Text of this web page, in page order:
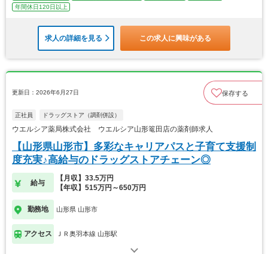
年間休日120日以上
求人の詳細を見る この求人に興味がある
更新日：2026年6月27日 保存する
正社員 ドラッグストア（調剤併設）
ウエルシア薬局株式会社 ウエルシア山形篭田店の薬剤師求人
【山形県山形市】多彩なキャリアパスと子育て支援制
度充実♪高給与のドラッグストアチェーン◎
給与
【月収】33.5万円
【年収】515万円～650万円
勤務地 山形県 山形市
アクセス ＪＲ奥羽本線 山形駅